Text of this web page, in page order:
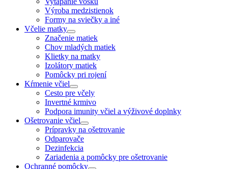
Výroba medzistienok
Formy na sviečky a iné
Včelie matky
Značenie matiek
Chov mladých matiek
Klietky na matky
Izolátory matiek
Pomôcky pri rojení
Kŕmenie včiel
Cesto pre včely
Invertné krmivo
Podpora imunity včiel a výživové doplnky
Ošetrovanie včiel
Prípravky na ošetrovanie
Odparovače
Dezinfekcia
Zariadenia a pomôcky pre ošetrovanie
Ochranné pomôcky